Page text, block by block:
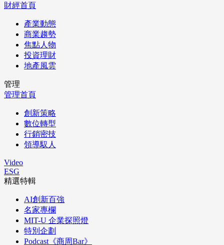
財經首頁
產業動態
商業趨勢
焦點人物
投資理財
地產風雲
管理
管理首頁
創新策略
數位轉型
行銷密技
領導馭人
Video
ESG
精選特輯
AI創新百強
名家專欄
MIT-U 企業探照燈
特別企劃
Podcast《商周Bar》